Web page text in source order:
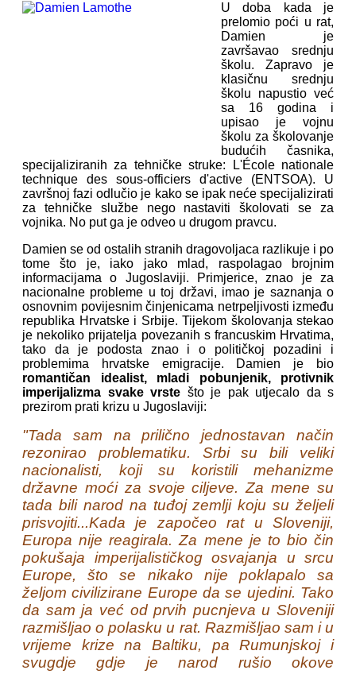
U doba kada je
prelomio poći u rat,
Damien je
završavao srednju
školu. Zapravo je
klasičnu srednju
školu napustio već
sa 16 godina i
upisao je vojnu
školu za školovanje
budućih časnika,
specijaliziranih za tehničke struke: L'École nationale
technique des sous-officiers d'active (ENTSOA). U
završnoj fazi odlučio je kako se ipak neće specijalizirati
za tehničke službe nego nastaviti školovati se za
vojnika. No put ga je odveo u drugom pravcu.
Damien se od ostalih stranih dragovoljaca razlikuje i po
tome što je, iako jako mlad, raspolagao brojnim
informacijama o Jugoslaviji. Primjerice, znao je za
nacionalne probleme u toj državi, imao je saznanja o
osnovnim povijesnim činjenicama netrpeljivosti između
republika Hrvatske i Srbije. Tijekom školovanja stekao
je nekoliko prijatelja povezanih s francuskim Hrvatima,
tako da je podosta znao i o političkoj pozadini i
problemima hrvatske emigracije. Damien je bio
romantičan idealist, mladi pobunjenik, protivnik
imperijalizma svake vrste što je pak utjecalo da s
prezirom prati krizu u Jugoslaviji:
"Tada sam na prilično jednostavan način
rezonirao problematiku. Srbi su bili veliki
nacionalisti, koji su koristili mehanizme
državne moći za svoje ciljeve. Za mene su
tada bili narod na tuđoj zemlji koju su željeli
prisvojiti...Kada je započeo rat u Sloveniji,
Europa nije reagirala. Za mene je to bio čin
pokušaja imperijalističkog osvajanja u srcu
Europe, što se nikako nije poklapalo sa
željom civilizirane Europe da se ujedini. Tako
da sam ja već od prvih pucnjeva u Sloveniji
razmišljao o polasku u rat. Razmišljao sam i u
vrijeme krize na Baltiku, pa Rumunjskoj i
svugdje gdje je narod rušio okove